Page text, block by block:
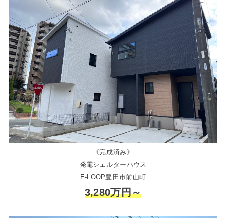
《完成済み》
発電シェルターハウス
E-LOOP豊田市前山町
3,280万円～